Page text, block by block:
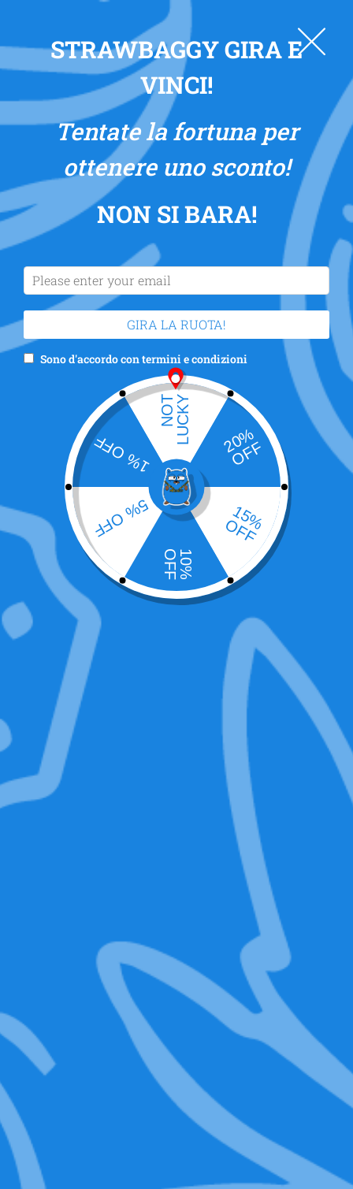
Mr.baggy Secret stash
ACQUISTA ORA
PRE-ORDINE
ORA
STRAWBAGGY GIRA E
VINCI!
Tentate la fortuna per
ottenere uno sconto!
NON SI BARA!
GIRA LA RUOTA!
Sono d'accordo contermini e condizioni